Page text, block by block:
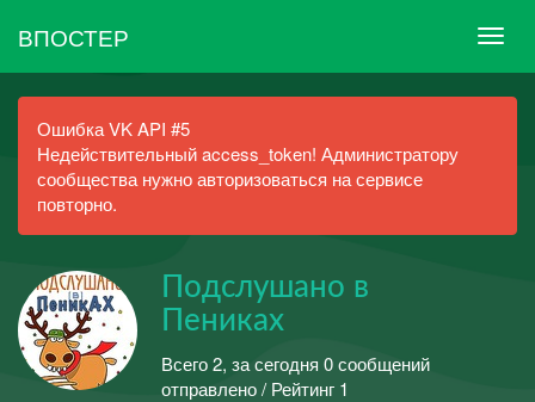
ВПОСТЕР
Ошибка VK API #5
Недействительный access_token! Администратору
сообщества нужно авторизоваться на сервисе
повторно.
Подслушано в
Пениках
Всего 2, за сегодня 0 сообщений
отправлено / Рейтинг 1